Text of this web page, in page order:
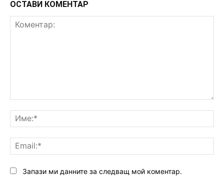
ОСТАВИ КОМЕНТАР
Запази ми данните за следващ мой коментар.